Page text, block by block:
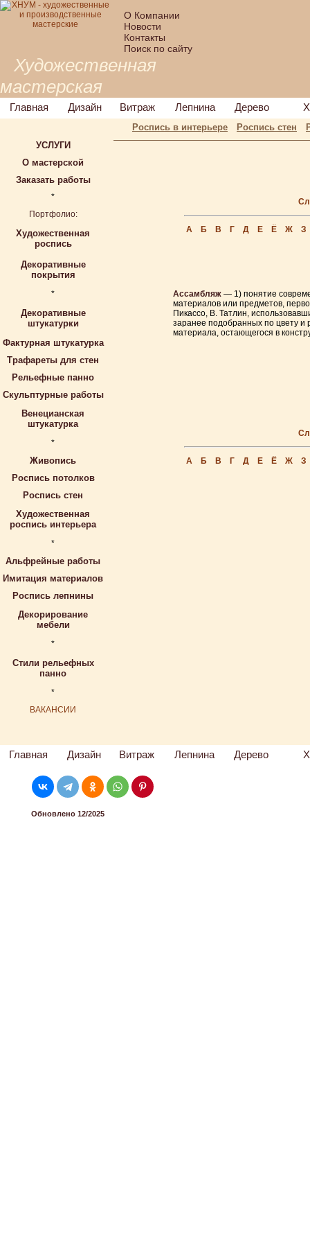
О Компании
Новости
Контакты
Поиск по сайту
Художественная
мастерская
Главная Дизайн Витраж Лепнина Дерево
Роспись в интерьере Роспись стен
УСЛУГИ
О мастерской
Заказать работы
*
Портфолио:
Художественная
роспись
Декоративные
покрытия
*
Декоративные
штукатурки
Фактурная штукатурка
Трафареты для стен
Рельефные панно
Скульптурные работы
Венецианская
штукатурка
*
Живопись
Роспись потолков
Роспись стен
Художественная
роспись интерьера
*
Альфрейные работы
Имитация материалов
Роспись лепнины
Декорирование
мебели
*
Стили рельефных
панно
*
ВАКАНСИИ
А Б В Г Д Е Ё Ж З
Ассамбляж — 1) понятие
материалов или предметов,
Пикассо, В. Татлин,
заранее подобранных по цвету и
материала, остающегося в
А Б В Г Д Е Ё Ж З
Главная Дизайн Витраж Лепнина Дерево
Обновлено 12/2025